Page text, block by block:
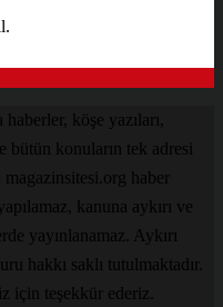
köşe yazıları,
bütün konuların tek adresi
haber
kanuna aykırı ve
yayınlanamaz. Aykırı
hakkı saklı tutulmaktadır.
için teşekkür ederiz.